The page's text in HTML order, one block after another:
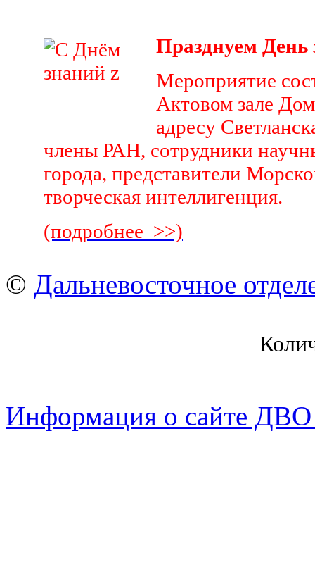
Празднуем
Мероприятие
Актовом зале
адресу
члены РАН, сотрудники
города, представители
творческая интеллигенция.
(подробнее >>)
© Дальневосточное
Информация о сайте